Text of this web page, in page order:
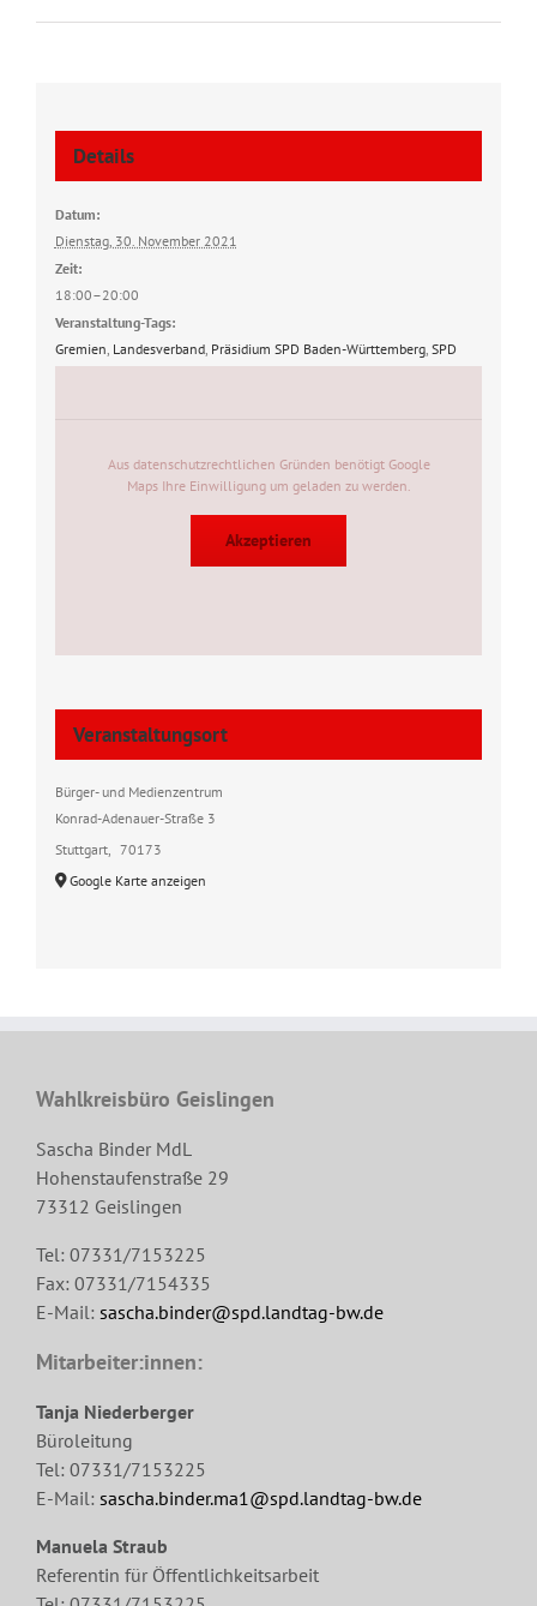
Details
Datum:
Dienstag, 30. November 2021
Zeit:
18:00–20:00
Veranstaltung-Tags:
Gremien Landesverband, Präsidium SPD Baden-Württemberg, SPD
Veranstaltungsort
Bürger- und Medienzentrum
Konrad-Adenauer-Straße 3
Stuttgart,
70173
Google Karte anzeigen
Aus datenschutzrechtlichen Gründen benötigt Google
Maps Ihre Einwilligung um geladen zu werden.
Akzeptieren
Wahlkreisbüro Geislingen
Sascha Binder MdL
Hohenstaufenstraße 29
73312 Geislingen
Tel: 07331/7153225
Fax: 07331/7154335
E-Mail: sascha.binder@spd.landtag-bw.de
Mitarbeiter:innen:
Tanja Niederberger
Büroleitung
Tel: 07331/7153225
E-Mail: sascha.binder.ma1@spd.landtag-bw.de
Manuela Straub
Referentin für Öffentlichkeitsarbeit